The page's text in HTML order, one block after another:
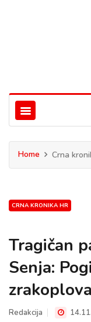
Home Crna
CRNA KRONIKA HR
Tragičan
Senja:
zrakoplova
Redakcija